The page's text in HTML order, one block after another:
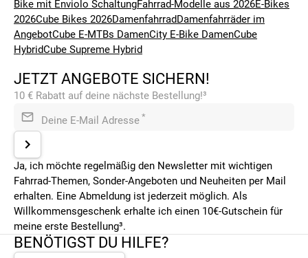
Bike mit Enviolo SchaltungFahrrad-Modelle aus 2026E-Bikes
2026Cube Bikes 2026DamenfahrradDamenfahrräder im
AngebotCube E-MTBs DamenCity E-Bike DamenCube
HybridCube Supreme Hybrid
JETZT ANGEBOTE SICHERN!
10 € Rabatt auf deine nächste Bestellung!³
Deine E-Mail Adresse *
Ja, ich möchte regelmäßig den Newsletter mit wichtigen
Fahrrad-Themen, Sonder-Angeboten und Neuheiten per Mail
erhalten. Eine Abmeldung ist jederzeit möglich. Als
Willkommensgeschenk erhalte ich einen 10€-Gutschein für
meine erste Bestellung³.
BENÖTIGST DU HILFE?